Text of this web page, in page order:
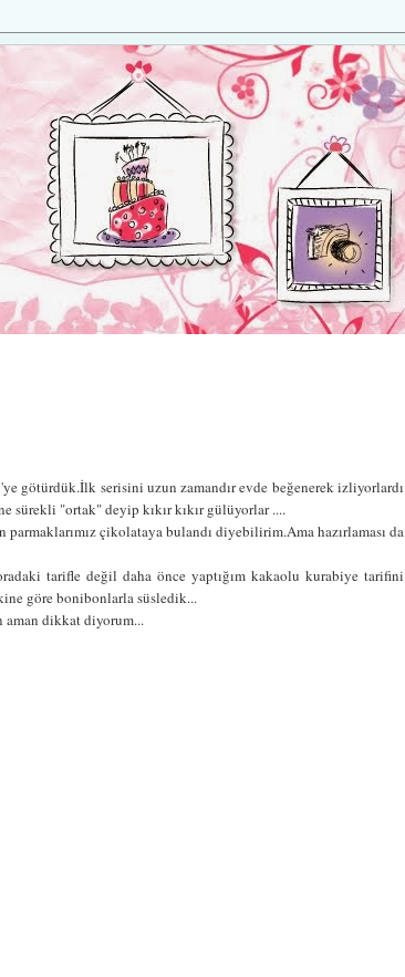
götürdük.İlk serisini uzun zamandır evde beğenerek izliyorlardı
"ortak" deyip kıkır kıkır gülüyorlar ....
çikolataya bulandı diyebilirim.Ama hazırlaması da
tarifle değil daha önce yaptığım kakaolu kurabiye tarifini
göre bonibonlarla süsledik...
aman dikkat diyorum...